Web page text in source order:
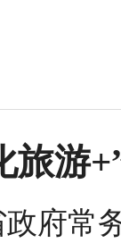
旅游
政府常